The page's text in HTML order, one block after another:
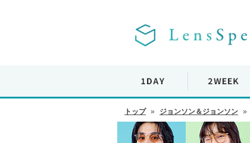
トップ » ジョンソン＆ジョンソン »